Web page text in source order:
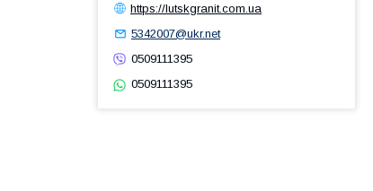
https://lutskgranit.com.ua
5342007@ukr.net
0509111395
0509111395